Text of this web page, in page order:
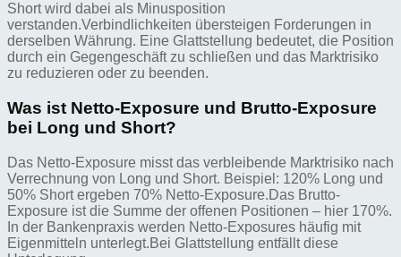
Short wird dabei als Minusposition
verstanden.Verbindlichkeiten übersteigen Forderungen in
derselben Währung. Eine Glattstellung bedeutet, die Position
durch ein Gegengeschäft zu schließen und das Marktrisiko
zu reduzieren oder zu beenden.
Was ist Netto-Exposure und Brutto-Exposure
bei Long und Short?
Das Netto-Exposure misst das verbleibende Marktrisiko nach
Verrechnung von Long und Short. Beispiel: 120% Long und
50% Short ergeben 70% Netto-Exposure.Das Brutto-
Exposure ist die Summe der offenen Positionen – hier 170%.
In der Bankenpraxis werden Netto-Exposures häufig mit
Eigenmitteln unterlegt.Bei Glattstellung entfällt diese